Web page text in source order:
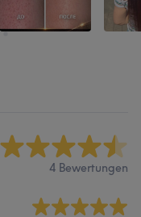
4 Bewertungen